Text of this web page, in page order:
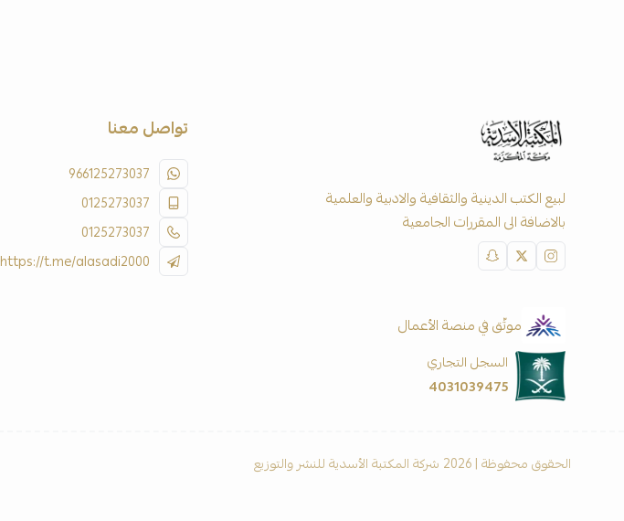
لبيع الكتب الدينية والثقافية والادبية والعلمية
بالاضافة الى المقررات الجامعية
موثّق في منصة الأعمال
السجل التجاري
4031039475
تواصل معنا
966125273037
0125273037
0125273037
https://t.me/alasadi2000
الحقوق محفوظة | 2026 شركة المكتبة الأسدية للنشر والتوزيع